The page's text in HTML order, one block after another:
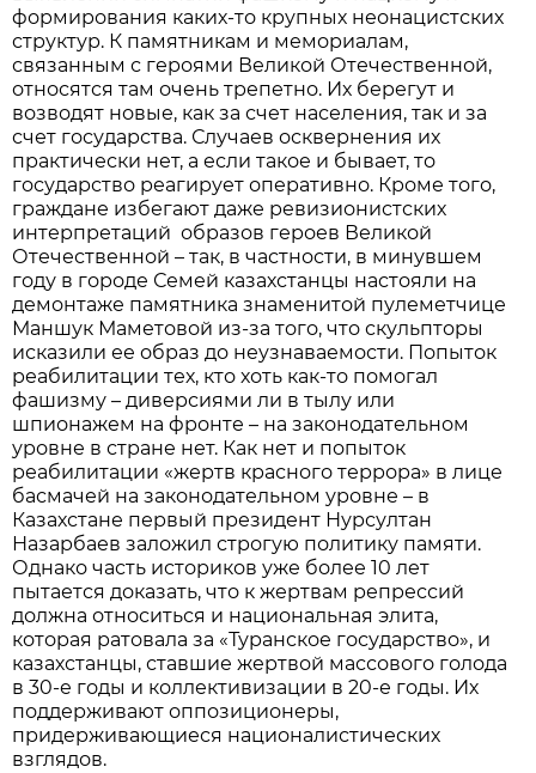
формирования каких-то крупных неонацистских
структур. К памятникам и мемориалам,
связанным с героями Великой Отечественной,
относятся там очень трепетно. Их берегут и
возводят новые, как за счет населения, так и за
счет государства. Случаев осквернения их
практически нет, а если такое и бывает, то
государство реагирует оперативно. Кроме того,
граждане избегают даже ревизионистских
интерпретаций образов героев Великой
Отечественной – так, в частности, в минувшем
году в городе Семей казахстанцы настояли на
демонтаже памятника знаменитой пулеметчице
Маншук Маметовой из-за того, что скульпторы
исказили ее образ до неузнаваемости. Попыток
реабилитации тех, кто хоть как-то помогал
фашизму – диверсиями ли в тылу или
шпионажем на фронте – на законодательном
уровне в стране нет. Как нет и попыток
реабилитации «жертв красного террора» в лице
басмачей на законодательном уровне – в
Казахстане первый президент Нурсултан
Назарбаев заложил строгую политику памяти.
Однако часть историков уже более 10 лет
пытается доказать, что к жертвам репрессий
должна относиться и национальная элита,
которая ратовала за «Туранское государство», и
казахстанцы, ставшие жертвой массового голода
в 30-е годы и коллективизации в 20-е годы. Их
поддерживают оппозиционеры,
придерживающиеся националистических
взглядов.